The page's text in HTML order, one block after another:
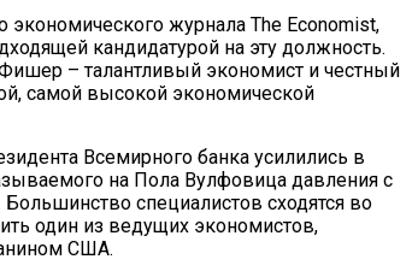
журнала The Economist,
кандидатурой на эту должность.
– талантливый экономист и честный
самой высокой экономической
Всемирного банка усилились в
на Пола Вулфовица давления с
Большинство специалистов сходятся во
один из ведущих экономистов,
США.